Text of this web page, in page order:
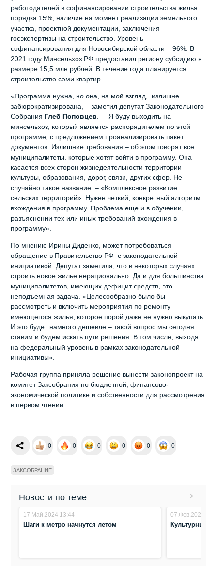
работодателей в софинансировании строительства жилья
порядка 15%; наличие на момент реализации земельного
участка, проектной документации, заключения
госэкспертизы на строительство. Уровень
софинансирования для Новосибирской области – 96%. В
2021 году Минсельхоз РФ предоставил региону субсидию в
размере 15,5 млн рублей. В течение года планируется
строительство семи квартир.
«Программа нужна, но она, на мой взгляд, излишне
забюрократизирована, – заметил депутат Законодательного
Собрания Глеб Поповцев. – Я буду выходить на
минсельхоз, который является распорядителем по этой
программе, с предложением проанализировать пакет
документов. Излишние требования – об этом говорят все
муниципалитеты, которые хотят войти в программу. Она
касается всех сторон жизнедеятельности территории –
культуры, образования, дорог, связи, других сфер. Не
случайно такое название – «Комплексное развитие
сельских территорий». Нужен четкий, конкретный алгоритм
вхождения в программу. Проблема еще и в обучении,
разъяснении тех или иных требований вхождения в
программу».
По мнению Ирины Диденко, может потребоваться
обращение в Правительство РФ с законодательной
инициативой. Депутат заметила, что в некоторых случаях
строить новое жилье нерационально. Да и для большинства
муниципалитетов, имеющих дефицит средств, это
неподъемная задача. «Целесообразно было бы
рассмотреть и включить мероприятия по ремонту
имеющегося жилья, которое порой даже не нужно выкупать.
И это будет намного дешевле – такой вопрос мы сегодня
ставим и будем искать пути решения. В том числе, выходя
на федеральный уровень в рамках законодательной
инициативы».
Рабочая группа приняла решение вынести законопроект на
комитет Заксобрания по бюджетной, финансово-
экономической политике и собственности для рассмотрения
в первом чтении.
0 0 0 0 0 0
ЗАКСОБРАНИЕ
Новости по теме
17.Май.2024 13:44
Шаги к метро начнутся летом
07.Фев.2024
Культурный